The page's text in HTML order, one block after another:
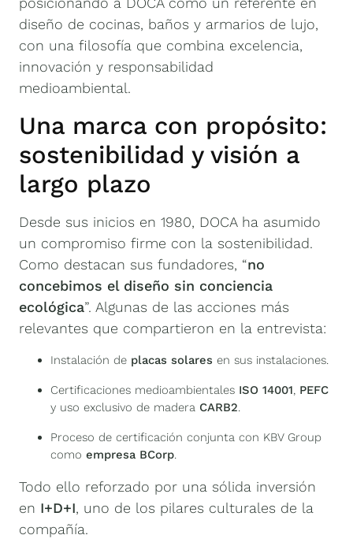
diseño de cocinas, baños y armarios de lujo,
con una filosofía que combina excelencia,
innovación y responsabilidad
medioambiental.
Una marca con propósito:
sostenibilidad y visión a
largo plazo
Desde sus inicios en 1980, DOCA ha asumido
un compromiso firme con la sostenibilidad.
Como destacan sus fundadores, “no
concebimos el diseño sin conciencia
ecológica”. Algunas de las acciones más
relevantes que compartieron en la entrevista:
Instalación de placas solares en sus instalaciones.
Certificaciones medioambientales ISO 14001, PEFC
y uso exclusivo de madera CARB2.
Proceso de certificación conjunta con KBV Group
como empresa BCorp.
Todo ello reforzado por una sólida inversión
en I+D+I, uno de los pilares culturales de la
compañía.